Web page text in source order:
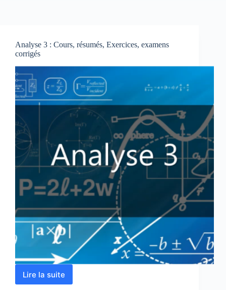
Analyse 3 : Cours, résumés, Exercices, examens
corrigés
Lire la suite
Analyse